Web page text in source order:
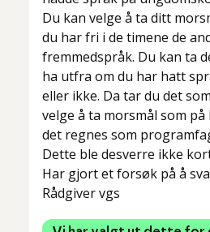
Du kan velge å ta ditt
du har fri i de timene de
fremmedspråk. Du kan ta
ha utfra om du har hatt
eller ikke. Da tar du det
velge å ta morsmål som
det regnes som
Dette ble desverre ikke
Har gjort et forsøk på å
Rådgiver vgs